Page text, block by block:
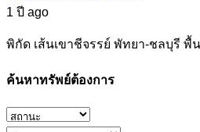
1 ปี ago
พิกัด เส้นเขาชีจรรย์ พัทยา-ชลบุรี พื้
ค้นหาทรัพย์ต้องการ